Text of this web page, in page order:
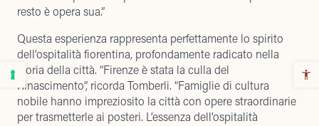
resto è opera sua.”
Questa esperienza rappresenta perfettamente lo spirito
dell’ospitalità fiorentina, profondamente radicato nella
storia della città. “Firenze è stata la culla del
Rinascimento”, ricorda Tomberli. “Famiglie di cultura
nobile hanno impreziosito la città con opere straordinarie
per trasmetterle ai posteri. L’essenza dell’ospitalità